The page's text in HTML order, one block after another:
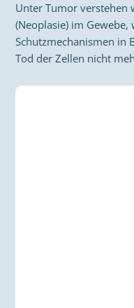
Unter Tumor verstehen
(Neoplasie) im
Schutzmechanismen in
Tod der Zellen nicht